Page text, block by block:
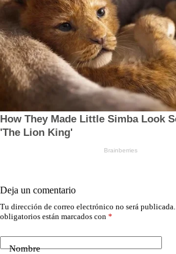
Deja un comentario
Tu dirección de correo electrónico no será publicada.
obligatorios están marcados con *
Nombre